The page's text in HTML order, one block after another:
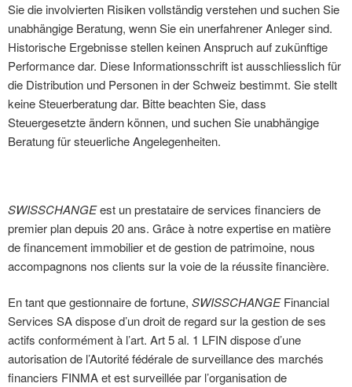
Sie die involvierten Risiken vollständig verstehen und suchen Sie
unabhängige Beratung, wenn Sie ein unerfahrener Anleger sind.
Historische Ergebnisse stellen keinen Anspruch auf zukünftige
Performance dar. Diese Informationsschrift ist ausschliesslich für
die Distribution und Personen in der Schweiz bestimmt. Sie stellt
keine Steuerberatung dar. Bitte beachten Sie, dass
Steuergesetzte ändern können, und suchen Sie unabhängige
Beratung für steuerliche Angelegenheiten.
SWISSCHANGEest un prestataire de services financiers de
premier plan depuis 20 ans. Grâce à notre expertise en matière
de financement immobilier et de gestion de patrimoine, nous
accompagnons nos clients sur la voie de la réussite financière.
En tant que gestionnaire de fortune, SWISSCHANGEFinancial
Services SA dispose d’un droit de regard sur la gestion de ses
actifs conformément à l’art. Art 5 al. 1 LFIN dispose d’une
autorisation de l’Autorité fédérale de surveillance des marchés
financiers FINMA et est surveillée par l’organisation de